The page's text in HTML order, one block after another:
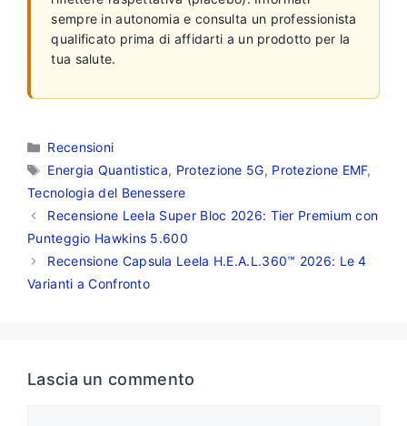
sempre in autonomia e consulta un professionista
qualificato prima di affidarti a un prodotto per la
tua salute.
Categorie
Recensioni
Tag
Energia Quantistica, Protezione 5G, Protezione EMF,
Tecnologia del Benessere
Recensione Leela Super Bloc 2026: Tier Premium con
Punteggio Hawkins 5.600
Recensione Capsula Leela H.E.A.L.360™ 2026: Le 4
Varianti a Confronto
Lascia un commento